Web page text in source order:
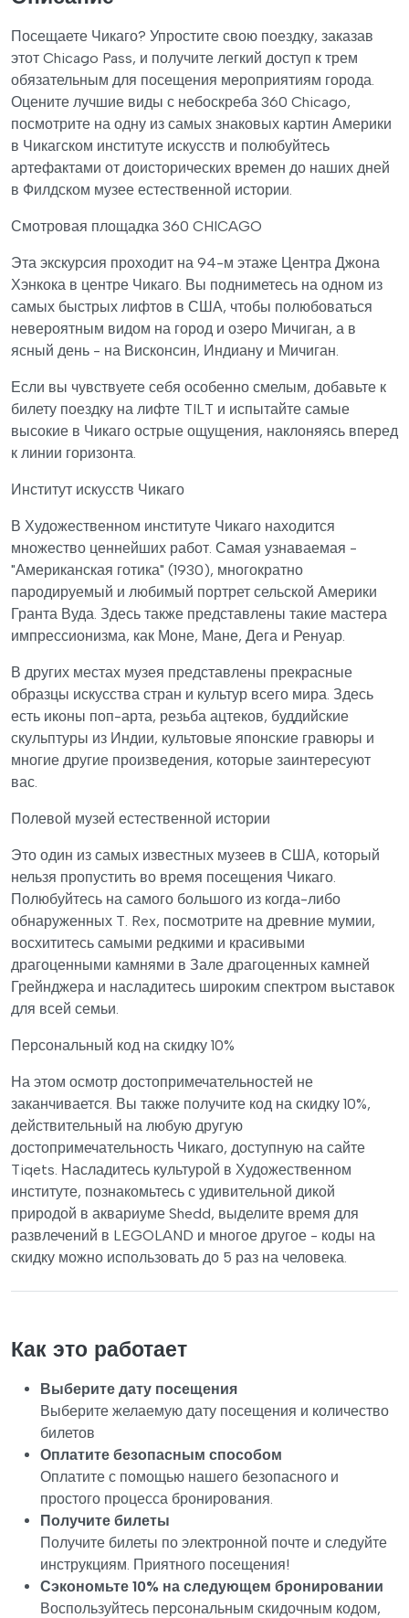
Посещаете Чикаго? Упростите свою поездку, заказав
этот Chicago Pass, и получите легкий доступ к трем
обязательным для посещения мероприятиям города.
Оцените лучшие виды с небоскреба 360 Chicago,
посмотрите на одну из самых знаковых картин Америки
в Чикагском институте искусств и полюбуйтесь
артефактами от доисторических времен до наших дней
в Филдском музее естественной истории.
Смотровая площадка 360 CHICAGO
Эта экскурсия проходит на 94-м этаже Центра Джона
Хэнкока в центре Чикаго. Вы подниметесь на одном из
самых быстрых лифтов в США, чтобы полюбоваться
невероятным видом на город и озеро Мичиган, а в
ясный день - на Висконсин, Индиану и Мичиган.
Если вы чувствуете себя особенно смелым, добавьте к
билету поездку на лифте TILT и испытайте самые
высокие в Чикаго острые ощущения, наклоняясь вперед
к линии горизонта.
Институт искусств Чикаго
В Художественном институте Чикаго находится
множество ценнейших работ. Самая узнаваемая -
"Американская готика" (1930), многократно
пародируемый и любимый портрет сельской Америки
Гранта Вуда. Здесь также представлены такие мастера
импрессионизма, как Моне, Мане, Дега и Ренуар.
В других местах музея представлены прекрасные
образцы искусства стран и культур всего мира. Здесь
есть иконы поп-арта, резьба ацтеков, буддийские
скульптуры из Индии, культовые японские гравюры и
многие другие произведения, которые заинтересуют
вас.
Полевой музей естественной истории
Это один из самых известных музеев в США, который
нельзя пропустить во время посещения Чикаго.
Полюбуйтесь на самого большого из когда-либо
обнаруженных T. Rex, посмотрите на древние мумии,
восхититесь самыми редкими и красивыми
драгоценными камнями в Зале драгоценных камней
Грейнджера и насладитесь широким спектром выставок
для всей семьи.
Персональный код на скидку 10%
На этом осмотр достопримечательностей не
заканчивается. Вы также получите код на скидку 10%,
действительный на любую другую
достопримечательность Чикаго, доступную на сайте
Tiqets. Насладитесь культурой в Художественном
институте, познакомьтесь с удивительной дикой
природой в аквариуме Shedd, выделите время для
развлечений в LEGOLAND и многое другое - коды на
скидку можно использовать до 5 раз на человека.
Как это работает
Выберите дату посещения
Выберите желаемую дату посещения и количество
билетов
Оплатите безопасным способом
Оплатите с помощью нашего безопасного и
простого процесса бронирования.
Получите билеты
Получите билеты по электронной почте и следуйте
инструкциям. Приятного посещения!
Сэкономьте 10% на следующем бронировании
Воспользуйтесь персональным скидочным кодом,